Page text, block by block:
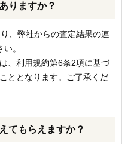
りますか？
、弊社からの査定結果の連
。
、利用規約第6条2項に基づ
ととなります。ご了承くだ
てもらえますか？